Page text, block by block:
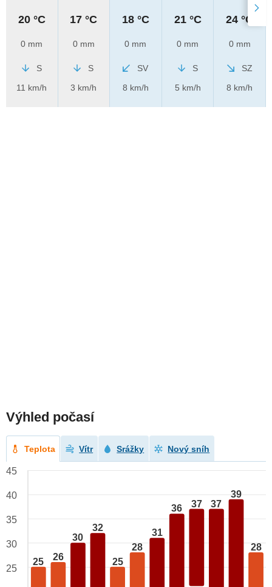
20 °C
0 mm
S
11 km/h
17 °C
0 mm
S
3 km/h
18 °C
0 mm
SV
8 km/h
21 °C
0 mm
S
5 km/h
24 °C
0 mm
SZ
8 km/h
Výhled počasí
Teplota Vítr Srážky Nový sníh
25 26
30
32
25
28
31
36 37 37
39
28
45
40
35
30
25